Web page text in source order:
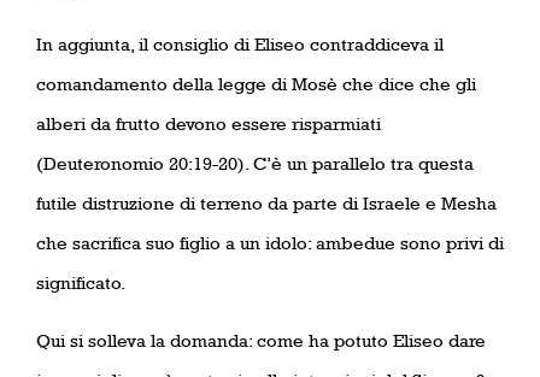
In aggiunta, il consiglio di Eliseo contraddiceva il
comandamento della legge di Mosè che dice che gli
alberi da frutto devono essere risparmiati
(Deuteronomio 20:19-20). C’è un parallelo tra questa
futile distruzione di terreno da parte di Israele e Mesha
che sacrifica suo figlio a un idolo: ambedue sono privi di
significato.
Qui si solleva la domanda: come ha potuto Eliseo dare